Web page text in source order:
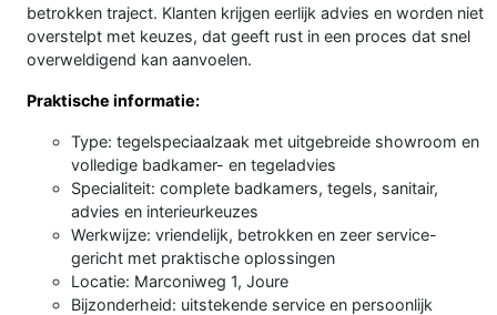
betrokken traject. Klanten krijgen eerlijk advies en worden niet
overstelpt met keuzes, dat geeft rust in een proces dat snel
overweldigend kan aanvoelen.
Praktische informatie:
Type: tegelspeciaalzaak met uitgebreide showroom en
volledige badkamer- en tegeladvies
Specialiteit: complete badkamers, tegels, sanitair,
advies en interieurkeuzes
Werkwijze: vriendelijk, betrokken en zeer service-
gericht met praktische oplossingen
Locatie: Marconiweg 1, Joure
Bijzonderheid: uitstekende service en persoonlijk